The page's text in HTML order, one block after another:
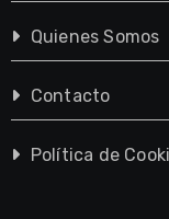
Quienes Somos
Contacto
Política de